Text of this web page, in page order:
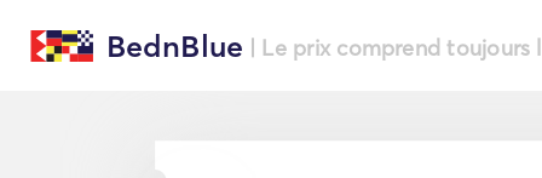
BednBlue | Le prix comprend toujours